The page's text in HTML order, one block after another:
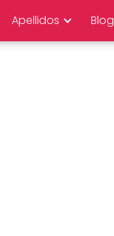
Apellidos Blog